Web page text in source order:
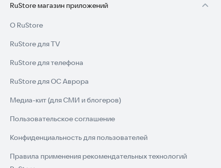
RuStore магазин приложений
О RuStore
RuStore для TV
RuStore для телефона
RuStore для ОС Аврора
Медиа-кит (для СМИ и блогеров)
Пользовательское соглашение
Конфиденциальность для пользователей
Правила применения рекомендательных технологий